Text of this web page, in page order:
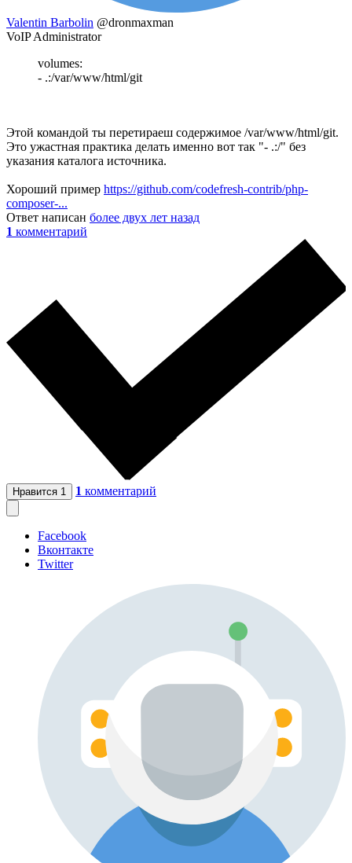
Valentin Barbolin @dronmaxman
VoIP Administrator
volumes:
- .:/var/www/html/git
Этой командой ты перетираеш содержимое /var/www/html/git.
Это ужастная практика делать именно вот так "- .:/" без
указания каталога источника.
Хороший пример https://github.com/codefresh-contrib/php-
composer-...
Ответ написан более двух лет назад
1 комментарий
Нравится 1 1 комментарий
Facebook
Вконтакте
Twitter